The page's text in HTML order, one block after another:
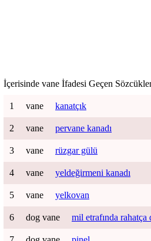
İçerisinde vane İfadesi Geçen
1 vane kanatçık
2 vane pervane kanadı
3 vane rüzgar gülü
4 vane yeldeğirmeni kanadı
5 vane yelkovan
6 dog vane mil etrafında